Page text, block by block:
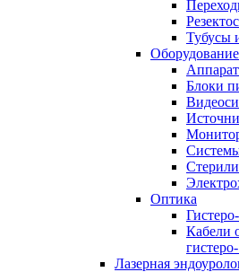
Тубусы
Оборудование
Блоки
Оптика
Кабели
Лазерная